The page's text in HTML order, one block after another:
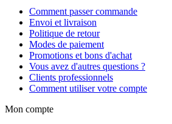
Comment passer commande
Envoi et livraison
Politique de retour
Modes de paiement
Promotions et bons d'achat
Vous avez d'autres questions ?
Clients professionnels
Comment utiliser votre compte
Mon compte